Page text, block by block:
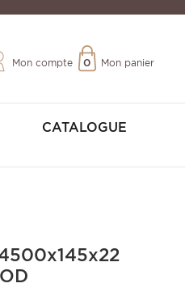
Mon compte Mon panier
0
CATALOGUE